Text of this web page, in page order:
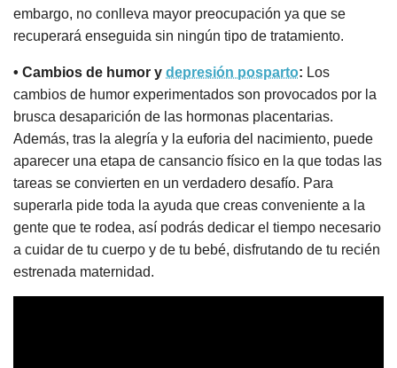
embargo, no conlleva mayor preocupación ya que se
recuperará enseguida sin ningún tipo de tratamiento.
• Cambios de humor y depresión posparto: Los
cambios de humor experimentados son provocados por la
brusca desaparición de las hormonas placentarias.
Además, tras la alegría y la euforia del nacimiento, puede
aparecer una etapa de cansancio físico en la que todas las
tareas se convierten en un verdadero desafío. Para
superarla pide toda la ayuda que creas conveniente a la
gente que te rodea, así podrás dedicar el tiempo necesario
a cuidar de tu cuerpo y de tu bebé, disfrutando de tu recién
estrenada maternidad.